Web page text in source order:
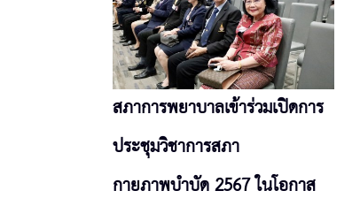
สภาการพยาบาลเข้าร่วมเปิดการ
ประชุมวิชาการสภา
กายภาพบำบัด 2567 ในโอกาส